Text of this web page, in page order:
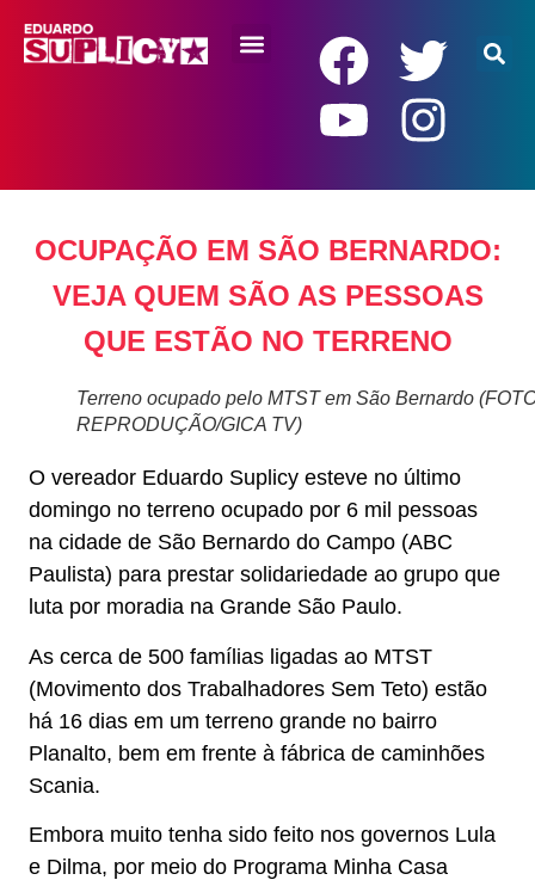
OCUPAÇÃO EM SÃO BERNARDO:
VEJA QUEM SÃO AS PESSOAS
QUE ESTÃO NO TERRENO
Terreno ocupado pelo MTST em São Bernardo
REPRODUÇÃO/GICA TV)
O vereador Eduardo Suplicy esteve no último
domingo no terreno ocupado por 6 mil pessoas
na cidade de São Bernardo do Campo (ABC
Paulista) para prestar solidariedade ao grupo que
luta por moradia na Grande São Paulo.
As cerca de 500 famílias ligadas ao MTST
(Movimento dos Trabalhadores Sem Teto) estão
há 16 dias em um terreno grande no bairro
Planalto, bem em frente à fábrica de caminhões
Scania.
Embora muito tenha sido feito nos governos Lula
e Dilma, por meio do Programa Minha Casa